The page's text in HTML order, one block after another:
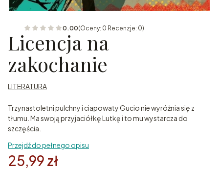
0.00(Oceny: 0 Recenzje: 0)
Licencja na
zakochanie
LITERATURA
Trzynastoletni pulchny i ciapowaty Gucio nie wyróżnia się z
tłumu. Ma swoją przyjaciółkę Lutkę i to mu wystarcza do
szczęścia.
Przejdź do pełnego opisu
25,99 zł